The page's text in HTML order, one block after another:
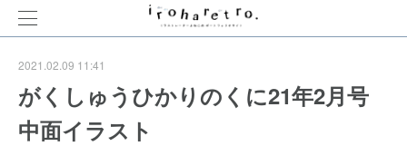
2021.02.09 11:41
がくしゅうひかりのくに21年2月号
中面イラスト